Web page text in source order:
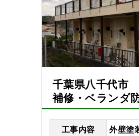
千葉県八千代
補修・ベランダ
工事内容
外壁塗